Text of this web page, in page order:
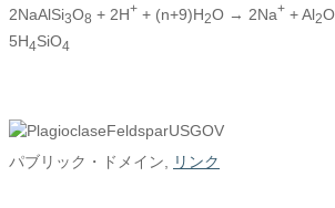
2NaAlSi3O8 + 2H+ + (n+9)H2O → 2Na+ + Al2O
5H4SiO4
パブリック・ドメイン, リンク